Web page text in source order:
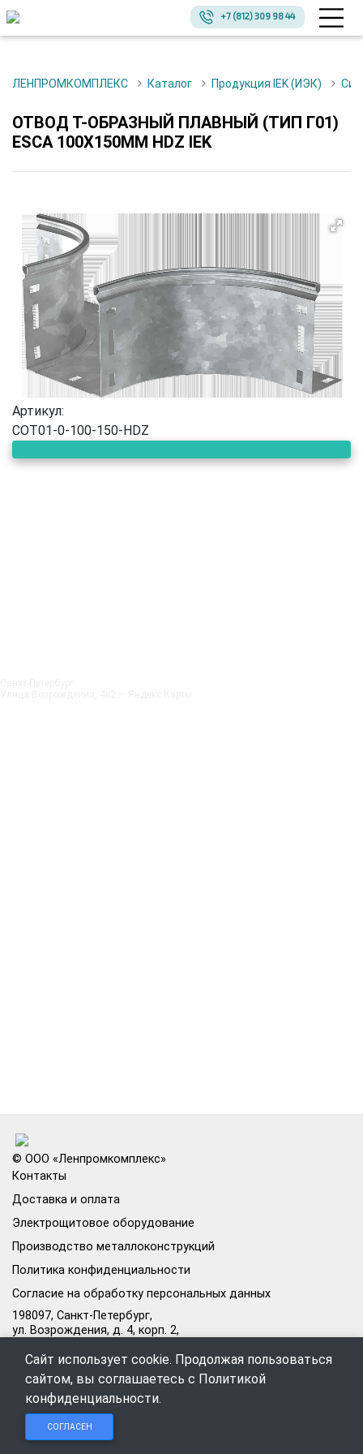
+7 (812) 309 98 44
ЛЕНПРОМКОМПЛЕКС Каталог Продукция IEK (ИЭК)
ОТВОД Т-ОБРАЗНЫЙ ПЛАВНЫЙ (ТИП Г01)
ESCA 100Х150ММ HDZ IEK
Артикул:
COT01-0-100-150-HDZ
© ООО «Ленпромкомплекс»
Контакты
Доставка и оплата
Электрощитовое оборудование
Производство металлоконструкций
Политика конфиденциальности
Согласие на обработку персональных данных
198097, Санкт-Петербург,
ул. Возрождения, д. 4, корп. 2,
Режим работы офиса:
Пн–Пт: 09:00–18:00
+7 (812) 309-98-44
Сайт использует cookie. Продолжая пользоваться
сайтом, вы соглашаетесь с Политикой
конфиденциальности.
СОГЛАСЕН